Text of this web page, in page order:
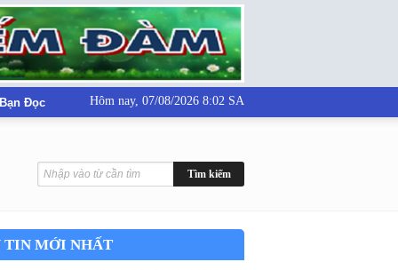
Đọc Hôm nay, 07/08/2026 8:02 SA
TIN MỚI NHẤT